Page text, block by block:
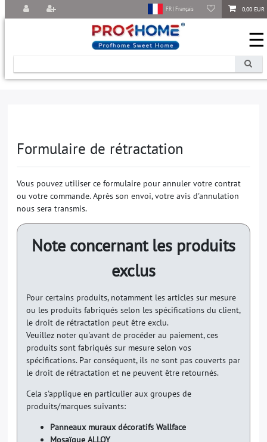
0,00 EUR
FR | Français
☰
Formulaire de rétractation
Vous pouvez utiliser ce formulaire pour annuler votre contrat
ou votre commande. Après son envoi, votre avis d'annulation
nous sera transmis.
Note concernant les produits
exclus
Pour certains produits, notamment les articles sur mesure
ou les produits fabriqués selon les spécifications du client,
le droit de rétractation peut être exclu.
Veuillez noter qu'avant de procéder au paiement, ces
produits sont fabriqués sur mesure selon vos
spécifications. Par conséquent, ils ne sont pas couverts par
le droit de rétractation et ne peuvent être retournés.
Cela s'applique en particulier aux groupes de
produits/marques suivants:
Panneaux muraux décoratifs Wallface
Mosaïque ALLOY